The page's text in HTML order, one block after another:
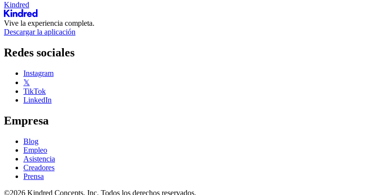
Kindred
Vive la experiencia completa.
Descargar la aplicación
Redes sociales
Instagram
𝕏
TikTok
LinkedIn
Empresa
Blog
Empleo
Asistencia
Creadores
Prensa
©2026 Kindred Concepts, Inc. Todos los derechos reservados.